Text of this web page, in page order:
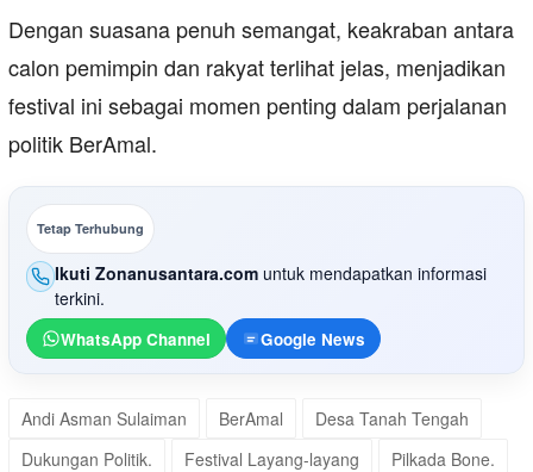
Dengan suasana penuh semangat, keakraban antara
calon pemimpin dan rakyat terlihat jelas, menjadikan
festival ini sebagai momen penting dalam perjalanan
politik BerAmal.
Tetap Terhubung
Ikuti Zonanusantara.com untuk mendapatkan informasi
terkini.
WhatsApp Channel Google News
Andi Asman Sulaiman BerAmal
Desa Tanah Tengah
Dukungan Politik.
Festival Layang-layang Pilkada Bone.